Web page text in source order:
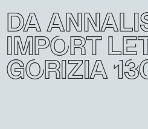
Da
Import
Gorizia